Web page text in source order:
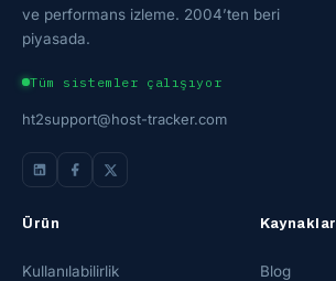
ve performans izleme. 2004’ten beri
piyasada.
Tüm sistemler çalışıyor
ht2support@host-tracker.com
Ürün
Kullanılabilirlik
Kaynaklar
Blog